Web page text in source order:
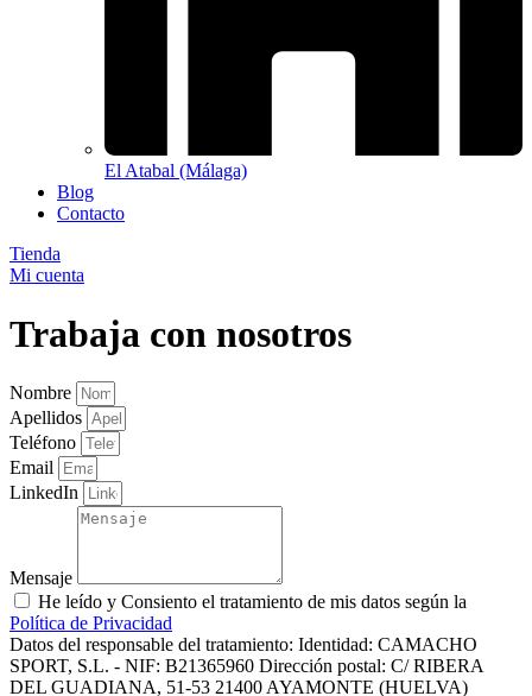
El Atabal (Málaga)
Blog
Contacto
Tienda
Mi cuenta
Trabaja con nosotros
Nombre
Apellidos
Teléfono
Email
LinkedIn
Mensaje
He leído y Consiento el tratamiento de mis datos según la
Política de Privacidad
Datos del responsable del tratamiento: Identidad: CAMACHO
SPORT, S.L. - NIF: B21365960 Dirección postal: C/ RIBERA
DEL GUADIANA, 51-53 21400 AYAMONTE (HUELVA)